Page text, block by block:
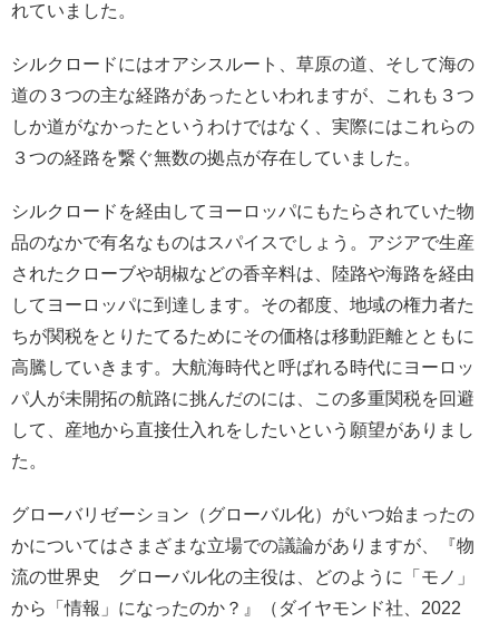
れていました。
シルクロードにはオアシスルート、草原の道、そして海の
道の３つの主な経路があったといわれますが、これも３つ
しか道がなかったというわけではなく、実際にはこれらの
３つの経路を繋ぐ無数の拠点が存在していました。
シルクロードを経由してヨーロッパにもたらされていた物
品のなかで有名なものはスパイスでしょう。アジアで生産
されたクローブや胡椒などの香辛料は、陸路や海路を経由
してヨーロッパに到達します。その都度、地域の権力者た
ちが関税をとりたてるためにその価格は移動距離とともに
高騰していきます。大航海時代と呼ばれる時代にヨーロッ
パ人が未開拓の航路に挑んだのには、この多重関税を回避
して、産地から直接仕入れをしたいという願望がありまし
た。
グローバリゼーション（グローバル化）がいつ始まったの
かについてはさまざまな立場での議論がありますが、『物
流の世界史 グローバル化の主役は、どのように「モノ」
から「情報」になったのか？』（ダイヤモンド社、2022